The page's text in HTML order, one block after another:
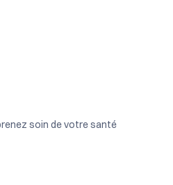
soin de votre santé